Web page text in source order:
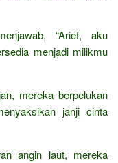
“Arief, aku
menjadi milikmu
mereka berpelukan
janji cinta
angin laut, mereka